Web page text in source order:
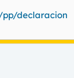
declaracion